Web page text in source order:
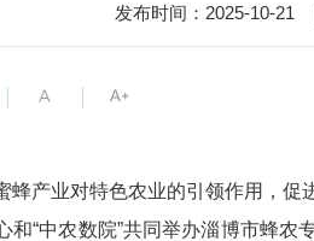
发布时间：2025-10-21
蜂产业对特色农业的引领作用，
和“中农数院”共同举办淄博市蜂